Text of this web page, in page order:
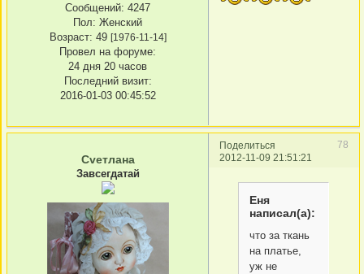
Сообщений: 4247
Пол: Женский
Возраст: 49 [1976-11-14]
Провел на форуме:
24 дня 20 часов
Последний визит:
2016-01-03 00:45:52
Поделиться
78
2012-11-09 21:51:21
Сvетлана
Завсегдатай
Еня
написал(а):
что за ткань
на платье,
уж не